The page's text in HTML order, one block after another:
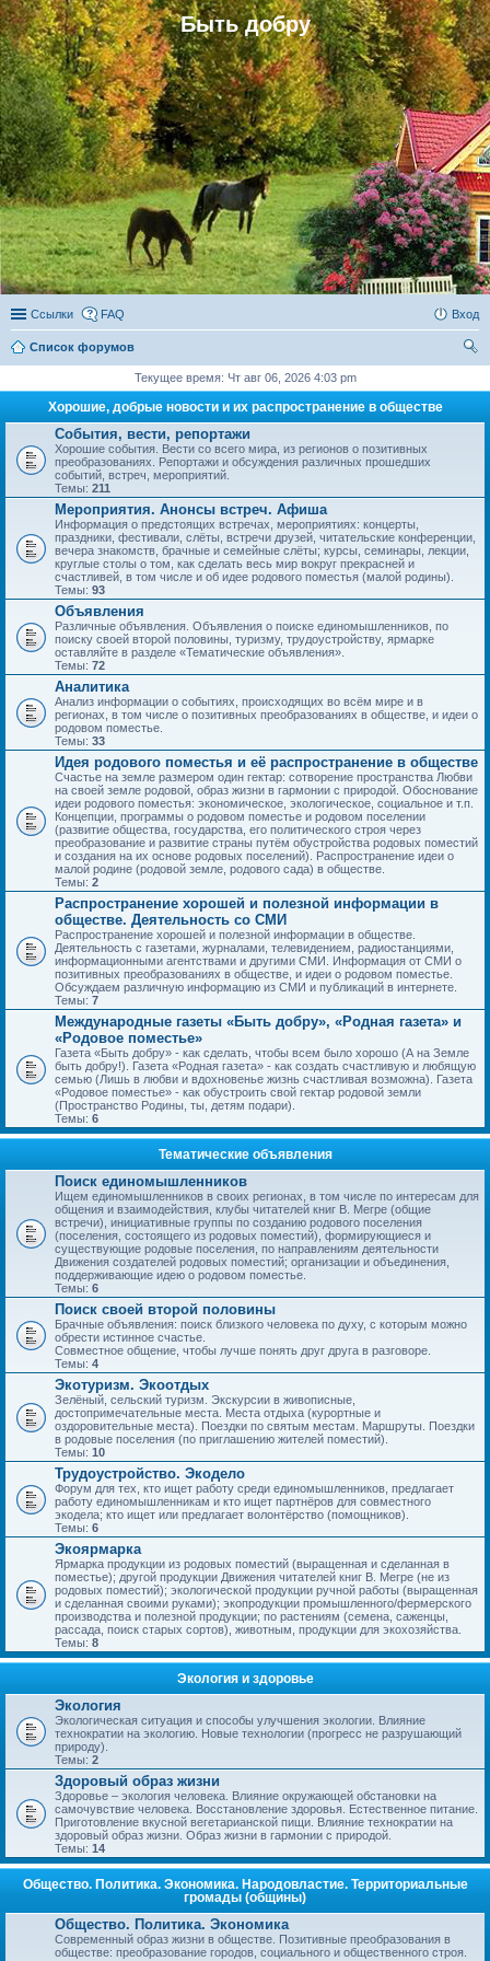
Быть добру
Ссылки FAQ Вход
Список форумов
Текущее время: Чт авг 06, 2026 4:03 pm
Хорошие, добрые новости и их распространение в обществе
События, вести, репортажи
Хорошие события. Вести со всего мира, из регионов о позитивных
преобразованиях. Репортажи и обсуждения различных прошедших
событий, встреч, мероприятий.
Темы: 211
Мероприятия. Анонсы встреч. Афиша
Информация о предстоящих встречах, мероприятиях: концерты,
праздники, фестивали, слёты, встречи друзей, читательские конференции,
вечера знакомств, брачные и семейные слёты; курсы, семинары, лекции,
круглые столы о том, как сделать весь мир вокруг прекрасней и
счастливей, в том числе и об идее родового поместья (малой родины).
Темы: 93
Объявления
Различные объявления. Объявления о поиске единомышленников, по
поиску своей второй половины, туризму, трудоустройству, ярмарке
оставляйте в разделе «Тематические объявления».
Темы: 72
Аналитика
Анализ информации о событиях, происходящих во всём мире и в
регионах, в том числе о позитивных преобразованиях в обществе, и идеи о
родовом поместье.
Темы: 33
Идея родового поместья и её распространение в обществе
Счастье на земле размером один гектар: сотворение пространства Любви
на своей земле родовой, образ жизни в гармонии с природой. Обоснование
идеи родового поместья: экономическое, экологическое, социальное и т.п.
Концепции, программы о родовом поместье и родовом поселении
(развитие общества, государства, его политического строя через
преобразование и развитие страны путём обустройства родовых поместий
и создания на их основе родовых поселений). Распространение идеи о
малой родине (родовой земле, родового сада) в обществе.
Темы: 2
Распространение хорошей и полезной информации в
обществе. Деятельность со СМИ
Распространение хорошей и полезной информации в обществе.
Деятельность с газетами, журналами, телевидением, радиостанциями,
информационными агентствами и другими СМИ. Информация от СМИ о
позитивных преобразованиях в обществе, и идеи о родовом поместье.
Обсуждаем различную информацию из СМИ и публикаций в интернете.
Темы: 7
Международные газеты «Быть добру», «Родная газета» и
«Родовое поместье»
Газета «Быть добру» - как сделать, чтобы всем было хорошо (А на Земле
быть добру!). Газета «Родная газета» - как создать счастливую и любящую
семью (Лишь в любви и вдохновенье жизнь счастливая возможна). Газета
«Родовое поместье» - как обустроить свой гектар родовой земли
(Пространство Родины, ты, детям подари).
Темы: 6
Тематические объявления
Поиск единомышленников
Ищем единомышленников в своих регионах, в том числе по интересам для
общения и взаимодействия, клубы читателей книг В. Мегре (общие
встречи), инициативные группы по созданию родового поселения
(поселения, состоящего из родовых поместий), формирующиеся и
существующие родовые поселения, по направлениям деятельности
Движения создателей родовых поместий; организации и объединения,
поддерживающие идею о родовом поместье.
Темы: 6
Поиск своей второй половины
Брачные объявления: поиск близкого человека по духу, с которым можно
обрести истинное счастье.
Совместное общение, чтобы лучше понять друг друга в разговоре.
Темы: 4
Экотуризм. Экоотдых
Зелёный, сельский туризм. Экскурсии в живописные,
достопримечательные места. Места отдыха (курортные и
оздоровительные места). Поездки по святым местам. Маршруты. Поездки
в родовые поселения (по приглашению жителей поместий).
Темы: 10
Трудоустройство. Экодело
Форум для тех, кто ищет работу среди единомышленников, предлагает
работу единомышленникам и кто ищет партнёров для совместного
экодела; кто ищет или предлагает волонтёрство (помощников).
Темы: 6
Экоярмарка
Ярмарка продукции из родовых поместий (выращенная и сделанная в
поместье); другой продукции Движения читателей книг В. Мегре (не из
родовых поместий); экологической продукции ручной работы (выращенная
и сделанная своими руками); экопродукции промышленного/фермерского
производства и полезной продукции; по растениям (семена, саженцы,
рассада, поиск старых сортов), животным, продукции для экохозяйства.
Темы: 8
Экология и здоровье
Экология
Экологическая ситуация и способы улучшения экологии. Влияние
технократии на экологию. Новые технологии (прогресс не разрушающий
природу).
Темы: 2
Здоровый образ жизни
Здоровье – экология человека. Влияние окружающей обстановки на
самочувствие человека. Восстановление здоровья. Естественное питание.
Приготовление вкусной вегетарианской пищи. Влияние технократии на
здоровый образ жизни. Образ жизни в гармонии с природой.
Темы: 14
Общество. Политика. Экономика. Народовластие. Территориальные
громады (общины)
Общество. Политика. Экономика
Современный образ жизни в обществе. Позитивные преобразования в
обществе: преобразование городов, социального и общественного строя.